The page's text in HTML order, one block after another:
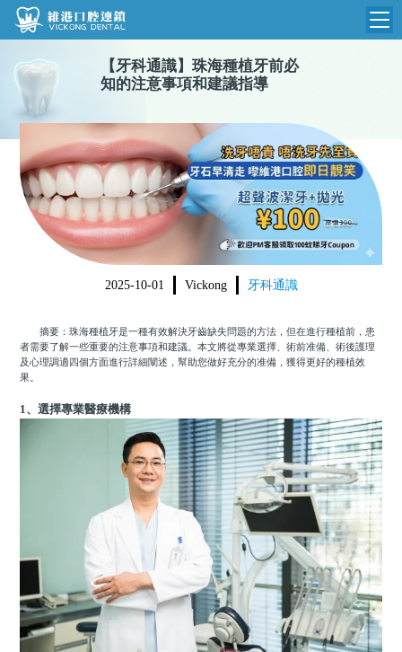
維港首頁
維港簡介
品牌介紹
環境設備
醫院新聞
收費標準
N
收費總表
植牙收費
根管收費
美學收費
常規收費
箍牙收費
醫生團隊
門診時間
【 牙科通識】 珠海種植牙前必
知的注意事項和建議指導
2025-10-01 Vickong 牙科通識
摘要：珠海種植牙是一種有效解決牙齒缺失問題的方法，但在進行種植前，患
者需要了解一些重要的注意事項和建議。本文將從專業選擇、術前准備、術後護理
及心理調適四個方面進行詳細闡述，幫助您做好充分的准備，獲得更好的種植效
果。
1、選擇專業醫療機構